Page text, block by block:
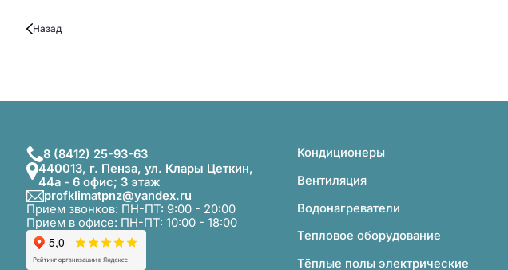
Назад
8 (8412) 25-93-63
440013, г. Пенза, ул. Клары Цеткин,
44а - 6 офис; 3 этаж
profklimatpnz@yandex.ru
Прием звонков: ПН-ПТ: 9:00 - 20:00
Прием в офисе: ПН-ПТ: 10:00 - 18:00
Кондиционеры
Вентиляция
Водонагреватели
Тепловое оборудование
Тёплые полы электрические